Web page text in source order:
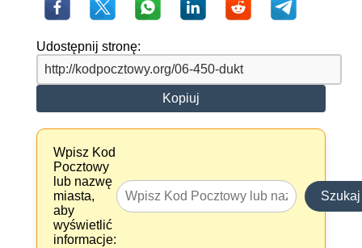
Udostępnij stronę:
Kopiuj
Wpisz Kod
Pocztowy
lub nazwę
miasta,
aby
wyświetlić
informacje:
Szukaj